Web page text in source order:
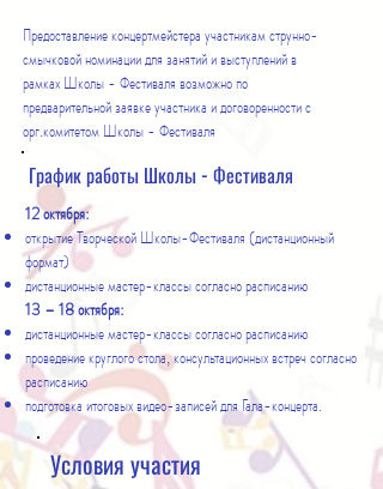
График работы Школы - Фестиваля
Предоставление концертмейстера участникам струнно-
смычковой номинации для занятий и выступлений в
рамках Школы - Фестиваля возможно по
предварительной заявке участника и договоренности с
орг.комитетом Школы - Фестиваля
12 октября:
открытие Творческой Школы-Фестиваля (дистанционный
формат)
дистанционные мастер-классы согласно расписанию
13 – 18 октября:
дистанционные мастер-классы согласно расписанию
проведение круглого стола, консультационных встреч согласно
расписанию
подготовка итоговых видео-записей для Гала-концерта.
Условия участия